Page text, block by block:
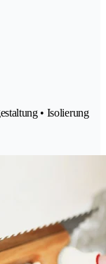
• Isolierung